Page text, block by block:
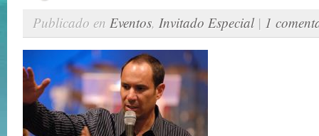
Publicado en Eventos, Invitado Especial| 1